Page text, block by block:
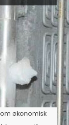
økonomisk